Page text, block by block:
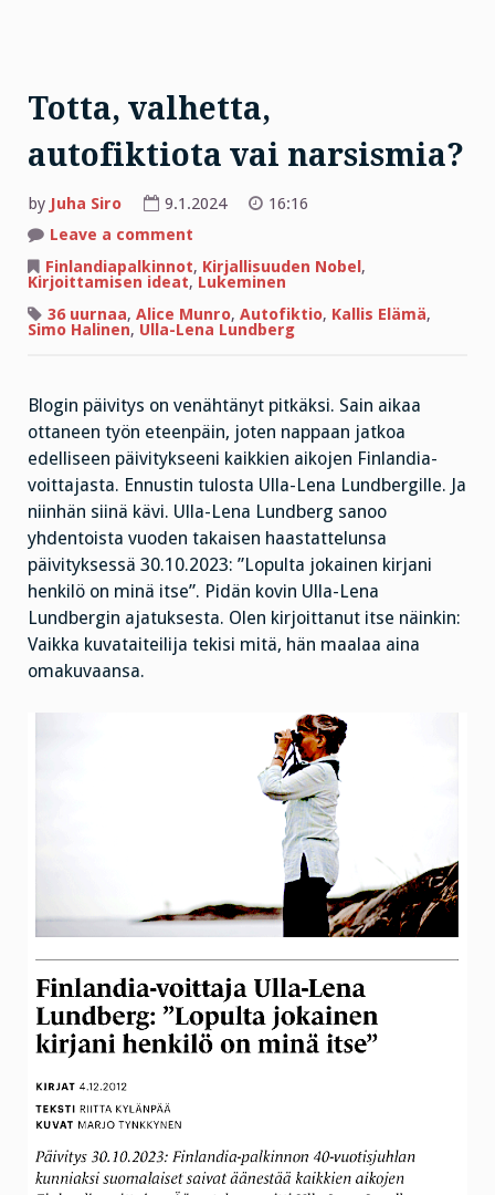
Totta, valhetta,
autofiktiota vai narsismia?
by Juha Siro 9.1.2024
16:16
Leave a comment
valhetta,
autofiktiota
narsismia?
Finlandiapalkinnot, Kirjallisuuden Nobel ,
Kirjoittamisen ideat, Lukeminen
36 uurnaa, Alice Munro, Autofiktio, Kallis Elämä,
Simo Halinen, Ulla-Lena Lundberg
Blogin päivitys on venähtänyt pitkäksi. Sain aikaa
ottaneen työn eteenpäin, joten nappaan jatkoa
edelliseen päivitykseeni kaikkien aikojen Finlandia-
voittajasta. Ennustin tulosta Ulla-Lena Lundbergille. Ja
niinhän siinä kävi. Ulla-Lena Lundberg sanoo
yhdentoista vuoden takaisen haastattelunsa
päivityksessä 30.10.2023: ”Lopulta jokainen kirjani
henkilö on minä itse”. Pidän kovin Ulla-Lena
Lundbergin ajatuksesta. Olen kirjoittanut itse näinkin:
Vaikka kuvataiteilija tekisi mitä, hän maalaa aina
omakuvaansa.